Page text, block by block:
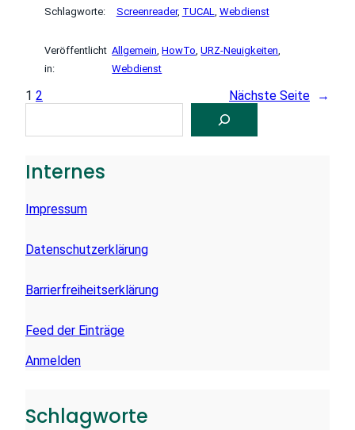
Schlagworte:
Screenreader, TUCAL Webdienst
Veröffentlicht
in:
Allgemein , HowTo , URZ-Neuigkeiten
Webdienst
1 2 Nächste Seite →
C
Internes
Impressum
Datenschutzerklärung
Barrierfreiheitserklärung
Feed der Einträge
Anmelden
Schlagworte